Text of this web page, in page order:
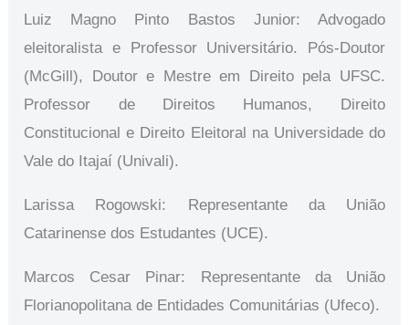
Luiz Magno Pinto Bastos Junior: Advogado
eleitoralista e Professor Universitário. Pós-Doutor
(McGill), Doutor e Mestre em Direito pela UFSC.
Professor de Direitos Humanos, Direito
Constitucional e Direito Eleitoral na Universidade do
Vale do Itajaí (Univali).
Larissa Rogowski: Representante da União
Catarinense dos Estudantes (UCE).
Marcos Cesar Pinar: Representante da União
Florianopolitana de Entidades Comunitárias (Ufeco).